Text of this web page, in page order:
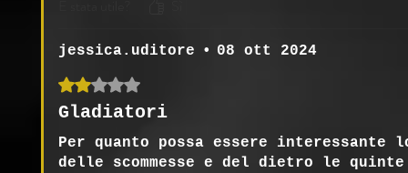
jessica.uditore • 08 ott 2024
Valutazione 2 stelle su 5.
Gladiatori
Per quanto possa essere interessante
delle scommesse e del dietro le